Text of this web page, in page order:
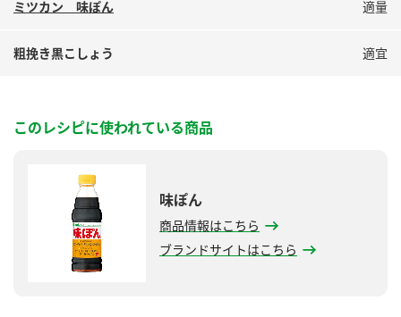
ミツカン 味ぽん 適量
粗挽き黒こしょう 適宜
このレシピに使われている商品
味ぽん
商品情報はこちら
ブランドサイトはこちら